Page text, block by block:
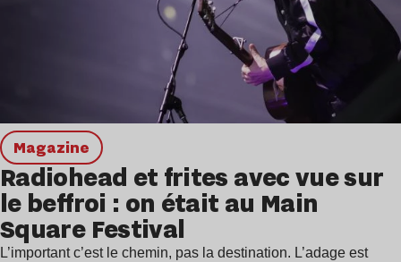
magazine
Radiohead et frites avec vue sur
le beffroi : on était au Main
Square Festival
L’important c’est le chemin, pas la destination. L’adage est